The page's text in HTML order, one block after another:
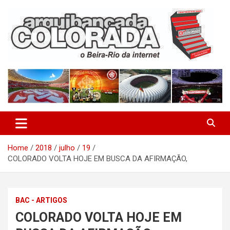
content
Arquibancada Colorada
Home 2018 julho
19
COLORADO VOLTA HOJE EM BUSCA DA AFIRMAÇÃO,
BAC - ARTIGOS
COLORADO VOLTA HOJE EM